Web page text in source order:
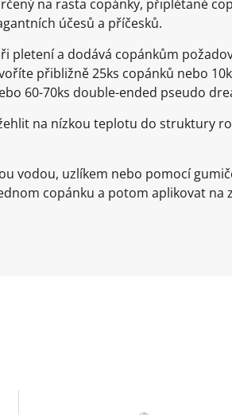
na rasta copánky, připlétané
účesů a příčesků.
pletení a dodává copánkům
přibližně 25ks copánků nebo
60-70ks double-ended pseudo
na nízkou teplotu do struktury
vodou, uzlíkem nebo pomocí
copánku a potom aplikovat